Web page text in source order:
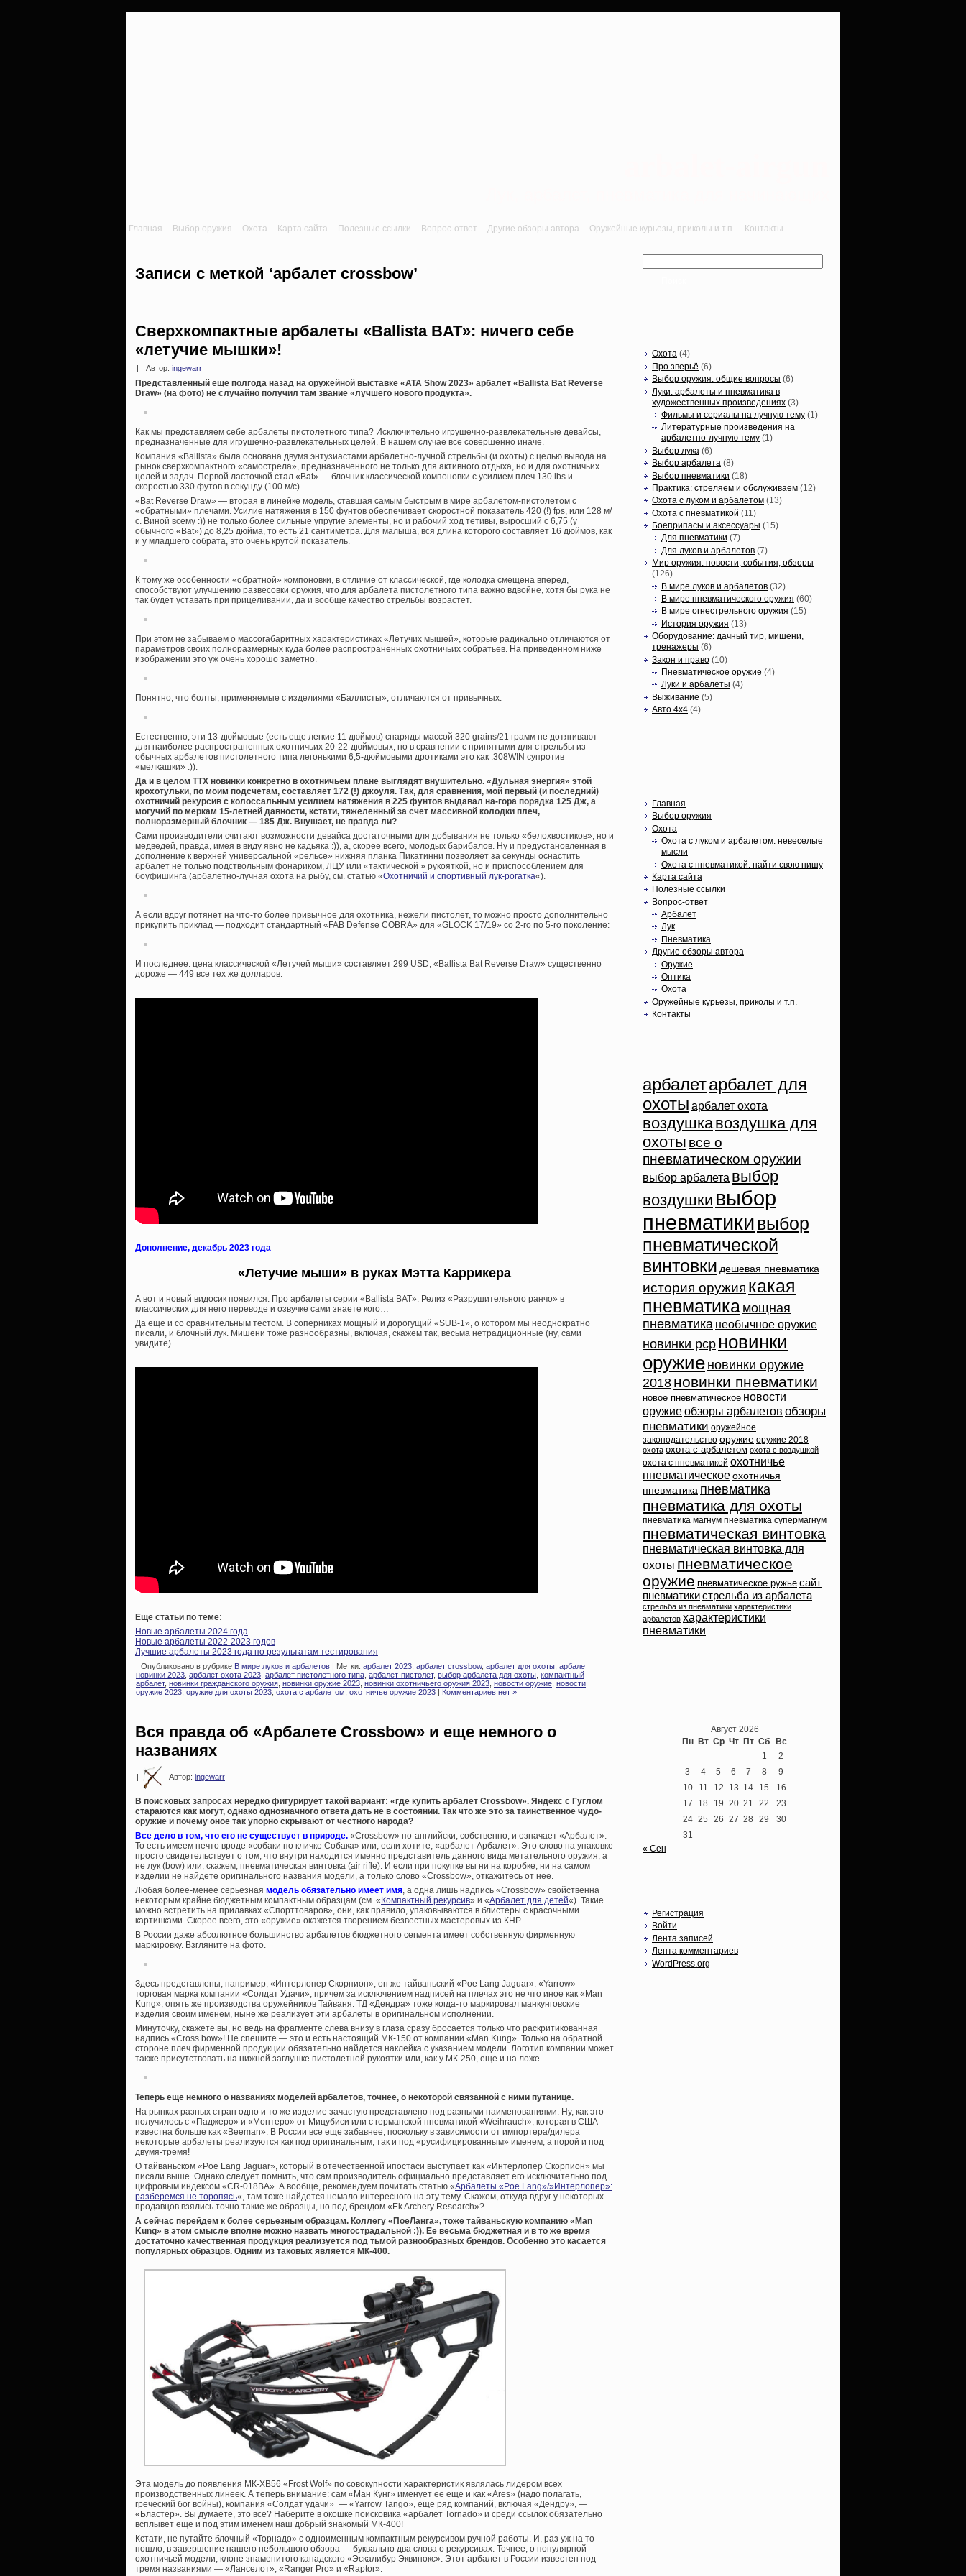
Главная Выбор оружия Охота Карта сайта Полезные ссылки Вопрос-ответ Другие обзоры автора Оружейные курьезы, приколы и т.п. Контакты
Записи с меткой ‘арбалет crossbow’
Сверхкомпактные арбалеты «Ballista BAT»: ничего себе
«летучие мышки»!
Автор: ingewarr
Представленный еще полгода назад на оружейной выставке «ATA Show 2023» арбалет «Ballista Bat Reverse
Draw» (на фото) не случайно получил там звание «лучшего нового продукта».
Как мы представляем себе арбалеты пистолетного типа? Исключительно игрушечно-развлекательные девайсы,
предназначенные для игрушечно-развлекательных целей. В нашем случае все совершенно иначе.
Компания «Ballista» была основана двумя энтузиастами арбалетно-лучной стрельбы (и охоты) с целью вывода на
рынок сверхкомпактного «самострела», предназначенного не только для активного отдыха, но и для охотничьих
целей и задач. Первой ласточкой стал «Bat» — блочник классической компоновки с усилием плеч 130 lbs и
скоростью 330 футов в секунду (100 м/с).
«Bat Reverse Draw» — вторая в линейке модель, ставшая самым быстрым в мире арбалетом-пистолетом с
«обратными» плечами. Усилие натяжения в 150 фунтов обеспечивает скоростной показатель 420 (!) fps, или 128 м/
с. Виной всему :)) не только более сильные упругие элементы, но и рабочий ход тетивы, выросший с 6,75 (у
обычного «Bat») до 8,25 дюйма, то есть 21 сантиметра. Для малыша, вся длина которого составляет 16 дюймов, как
и у младшего собрата, это очень крутой показатель.
К тому же особенности «обратной» компоновки, в отличие от классической, где колодка смещена вперед,
способствуют улучшению развесовки оружия, что для арбалета пистолетного типа важно вдвойне, хотя бы рука не
так будет уставать при прицеливании, да и вообще качество стрельбы возрастет.
При этом не забываем о массогабаритных характеристиках «Летучих мышей», которые радикально отличаются от
параметров своих полноразмерных куда более распространенных охотничьих собратьев. На приведенном ниже
изображении это уж очень хорошо заметно.
Понятно, что болты, применяемые с изделиями «Баллисты», отличаются от привычных.
Естественно, эти 13-дюймовые (есть еще легкие 11 дюймов) снаряды массой 320 grains/21 грамм не дотягивают
для наиболее распространенных охотничьих 20-22-дюймовых, но в сравнении с принятыми для стрельбы из
обычных арбалетов пистолетного типа легонькими 6,5-дюймовыми дротиками это как .308WIN супротив
«мелкашки» :)).
Да и в целом ТТХ новинки конкретно в охотничьем плане выглядят внушительно. «Дульная энергия» этой
крохотульки, по моим подсчетам, составляет 172 (!) джоуля. Так, для сравнения, мой первый (и последний)
охотничий рекурсив с колоссальным усилием натяжения в 225 фунтов выдавал на-гора порядка 125 Дж, а
могучий по меркам 15-летней давности, кстати, тяжеленный за счет массивной колодки плеч,
полноразмерный блочник — 185 Дж. Внушает, не правда ли?
Сами производители считают возможности девайса достаточными для добывания не только «белохвостиков», но и
медведей, правда, имея в виду явно не кадьяка :)), а, скорее всего, молодых барибалов. Ну и предустановленная в
дополнение к верхней универсальной «рельсе» нижняя планка Пикатинни позволяет за секунды оснастить
арбалет не только подствольным фонариком, ЛЦУ или «тактической » рукояткой, но и приспособлением для
боуфишинга (арбалетно-лучная охота на рыбу, см. статью «Охотничий и спортивный лук-рогатка«).
А если вдруг потянет на что-то более привычное для охотника, нежели пистолет, то можно просто дополнительно
прикупить приклад — подходит стандартный «FAB Defense COBRA» для «GLOCK 17/19» со 2-го по 5-го поколение:
И последнее: цена классической «Летучей мыши» составляет 299 USD, «Ballista Bat Reverse Draw» существенно
дороже — 449 все тех же долларов.
Дополнение, декабрь 2023 года
«Летучие мыши» в руках Мэтта Каррикера
А вот и новый видосик появился. Про арбалеты серии «Ballista BAT». Релиз «Разрушительного ранчо» в
классических для него переводе и озвучке сами знаете кого…
Да еще и со сравнительным тестом. В соперниках мощный и дорогущий «SUB-1», о котором мы неоднократно
писали, и блочный лук. Мишени тоже разнообразны, включая, скажем так, весьма нетрадиционные (ну, сами
увидите).
Еще статьи по теме:
Новые арбалеты 2024 года
Новые арбалеты 2022-2023 годов
Лучшие арбалеты 2023 года по результатам тестирования
Опубликовано в рубрике В мире луков и арбалетов | Метки: арбалет 2023 арбалет crossbow, арбалет для охоты арбалет
новинки 2023 арбалет охота 2023 арбалет пистолетного типа арбалет-пистолет, выбор арбалета для охоты компактный
арбалет, новинки гражданского оружия новинки оружие 2023 новинки охотничьего оружия 2023 новости оружие новости
оружие 2023 оружие для охоты 2023 охота с арбалетом охотничье оружие 2023 Комментариев нет »
Вся правда об «Арбалете Crossbow» и еще немного о
названиях
| Автор: ingewarr
В поисковых запросах нередко фигурирует такой вариант: «где купить арбалет Crossbow». Яндекс с Гуглом
стараются как могут, однако однозначного ответа дать не в состоянии. Так что же это за таинственное чудо-
оружие и почему оное так упорно скрывают от честного народа?
Все дело в том, что его не существует в природе. «Crossbow» по-английски, собственно, и означает «Арбалет».
То есть имеем нечто вроде «собаки по кличке Собака» или, если хотите, «арбалет Арбалет». Это слово на упаковке
просто свидетельствует о том, что внутри находится именно представитель данного вида метательного оружия, а
не лук (bow) или, скажем, пневматическая винтовка (air rifle). И если при покупке вы ни на коробке, ни на самом
изделии не найдете оригинального названия модели, а только слово «Crossbow», откажитесь от нее.
Любая более-менее серьезная модель обязательно имеет имя, а одна лишь надпись «Crossbow» свойственна
некоторым крайне бюджетным компактным образцам (см. « Компактный рекурсив» и «Арбалет для детей«). Такие
можно встретить на прилавках «Спорттоваров», они, как правило, упаковываются в блистеры с красочными
картинками. Скорее всего, это «оружие» окажется творением безвестных мастеровых из КНР.
В России даже абсолютное большинство арбалетов бюджетного сегмента имеет собственную фирменную
маркировку. Взгляните на фото.
Здесь представлены, например, «Интерлопер Скорпион», он же тайваньский «Poe Lang Jaguar». «Yarrow» —
торговая марка компании «Солдат Удачи», причем за исключением надписей на плечах это не что иное как «Man
Kung», опять же производства оружейников Тайваня. ТД «Дендра» тоже когда-то маркировал манкунговские
изделия своим именем, ныне же реализует эти арбалеты в оригинальном исполнении.
Минуточку, скажете вы, но ведь на фрагменте слева внизу в глаза сразу бросается только что раскритикованная
надпись «Cross bow»! Не спешите — это и есть настоящий МК-150 от компании «Man Kung». Только на обратной
стороне плеч фирменной продукции обязательно найдется наклейка с указанием модели. Логотип компании может
также присутствовать на нижней заглушке пистолетной рукоятки или, как у МК-250, еще и на ложе.
Теперь еще немного о названиях моделей арбалетов, точнее, о некоторой связанной с ними путанице.
На рынках разных стран одно и то же изделие зачастую представлено под разными наименованиями. Ну, как это
получилось с «Паджеро» и «Монтеро» от Мицубиси или с германской пневматикой «Weihrauch», которая в США
известна больше как «Beeman». В России все еще забавнее, поскольку в зависимости от импортера/дилера
некоторые арбалеты реализуются как под оригинальным, так и под «русифицированным» именем, а порой и под
двумя-тремя!
О тайваньском «Poe Lang Jaguar», который в отечественной ипостаси выступает как «Интерлопер Скорпион» мы
писали выше. Однако следует помнить, что сам производитель официально представляет его исключительно под
цифровым индексом «CR-018BA». А вообще, рекомендуем почитать статью «Арбалеты «Poe Lang»/»Интерлопер»:
разберемся не торопясь«, там тоже найдется немало интересного на эту тему. Скажем, откуда вдруг у некоторых
продавцов взялись точно такие же образцы, но под брендом «Ek Archery Research»?
А сейчас перейдем к более серьезным образцам. Коллегу «ПоеЛанга», тоже тайваньскую компанию «Man
Kung» в этом смысле вполне можно назвать многострадальной :)). Ее весьма бюджетная и в то же время
достаточно качественная продукция реализуется под тьмой разнообразных брендов. Особенно это касается
популярных образцов. Одним из таковых является МК-400.
Эта модель до появления МК-XB56 «Frost Wolf» по совокупности характеристик являлась лидером всех
производственных линеек. А теперь внимание: сам «Ман Кунг» именует ее еще и как «Ares» (надо полагать,
греческий бог войны), компания «Солдат удачи» — «Yarrow Tango», еще ряд компаний, включая «Дендру», —
«Бластер». Вы думаете, это все? Наберите в окошке поисковика «арбалет Tornado» и среди ссылок обязательно
всплывет еще и под этим именем наш добрый знакомый МК-400!
Кстати, не путайте блочный «Торнадо» с одноименным компактным рекурсивом ручной работы. И, раз уж на то
пошло, в завершение нашего небольшого обзора — буквально два слова о рекурсивах. Точнее, о популярной
охотничьей модели, клоне знаменитого канадского «Эскалибур Эквинокс». Этот арбалет в России известен под
тремя названиями — «Ланселот», «Ranger Pro» и «Raptor»:
Охота (4)
Про зверьё (6)
Выбор оружия: общие вопросы (6)
Луки. арбалеты и пневматика в
художественных произведениях (3)
Фильмы и сериалы на лучную тему (1)
Литературные произведения на
арбалетно-лучную тему (1)
Выбор лука (6)
Выбор арбалета (8)
Выбор пневматики (18)
Практика: стреляем и обслуживаем (12)
Охота с луком и арбалетом (13)
Охота с пневматикой (11)
Боеприпасы и аксессуары (15)
Для пневматики (7)
Для луков и арбалетов (7)
Мир оружия: новости, события, обзоры
(126)
В мире луков и арбалетов (32)
В мире пневматического оружия (60)
В мире огнестрельного оружия (15)
История оружия (13)
Оборудование: дачный тир, мишени,
тренажеры (6)
Закон и право (10)
Пневматическое оружие (4)
Луки и арбалеты (4)
Выживание (5)
Авто 4х4 (4)
Главная
Выбор оружия
Охота
Охота с луком и арбалетом: невеселые
мысли
Охота с пневматикой: найти свою нишу
Карта сайта
Полезные ссылки
Вопрос-ответ
Арбалет
Лук
Пневматика
Другие обзоры автора
Оружие
Оптика
Охота
Оружейные курьезы, приколы и т.п.
Контакты
арбалетарбалет для
охоты арбалет охота
воздушкавоздушка для
охоты все о
пневматическом оружии
выбор арбалета выбор
воздушки выбор
пневматикивыбор
пневматической
винтовки дешевая пневматика
история оружия какая
пневматика мощная
пневматика необычное оружие
новинки pcp новинки
оружие новинки оружие
2018 новинки пневматики
новое пневматическое новости
оружиеобзоры арбалетов обзоры
пневматики оружейное
законодательство оружие оружие 2018
охота охота с арбалетом охота с воздушкой
охота с пневматикой охотничье
пневматическое охотничья
пневматика пневматика
пневматика для охоты
пневматика магнум пневматика супермагнум
пневматическая винтовка
пневматическая винтовка для
охоты пневматическое
оружие пневматическое ружье сайт
пневматикистрельба из арбалета
стрельба из пневматики характеристики
арбалетов характеристики
пневматики
Август 2026
Пн Вт Ср Чт Пт Сб Вс
1
2
3
4 5 6 7 8
9
10
11 12 13 14 15
16
17
18 19 20 21 22
23
24 25 26 27 28 29
30
31
« Сен
Регистрация
Войти
Лента записей
Лента комментариев
WordPress.org